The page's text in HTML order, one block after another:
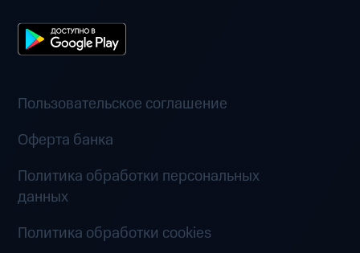
Пользовательское соглашение
Оферта банка
Политика обработки персональных
данных
Политика обработки cookies